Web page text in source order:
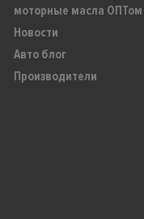
моторные масла ОПТом
Новости
Авто блог
Производители